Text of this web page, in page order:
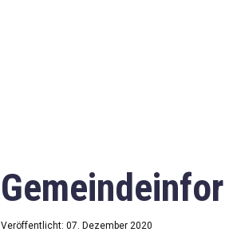
Veröffentlicht: 07. Dezember 2020